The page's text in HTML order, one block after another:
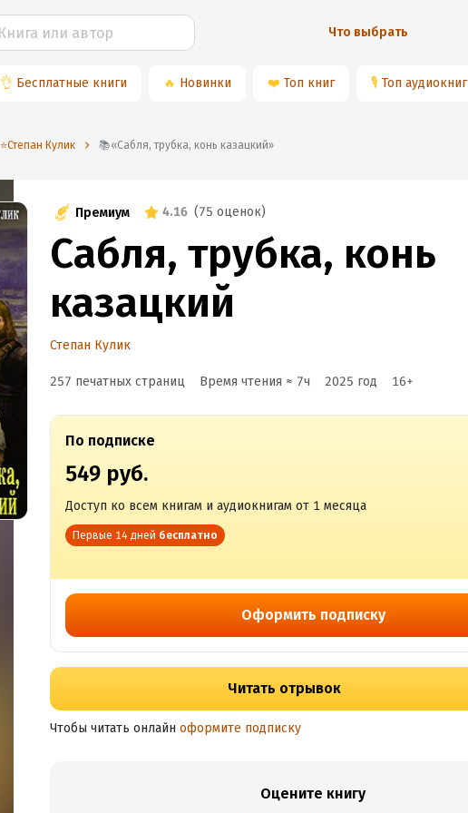
Что выбрать
👌 Бесплатные книги 🔥 Новинки ❤️ Топ книг 🎙 Топ аудиокниг
⭐️Степан Кулик 📚«Сабля, трубка, конь казацкий»
Премиум 4.16 (75 оценок)
Сабля, трубка, конь
казацкий
Степан Кулик
257 печатных страниц Время чтения ≈ 7ч 2025 год 16+
По подписке
549 руб.
Доступ ко всем книгам и аудиокнигам от 1 месяца
Первые 14 дней бесплатно
Оформить подписку
Читать отрывок
Чтобы читать онлайн оформите подписку
Оцените книгу